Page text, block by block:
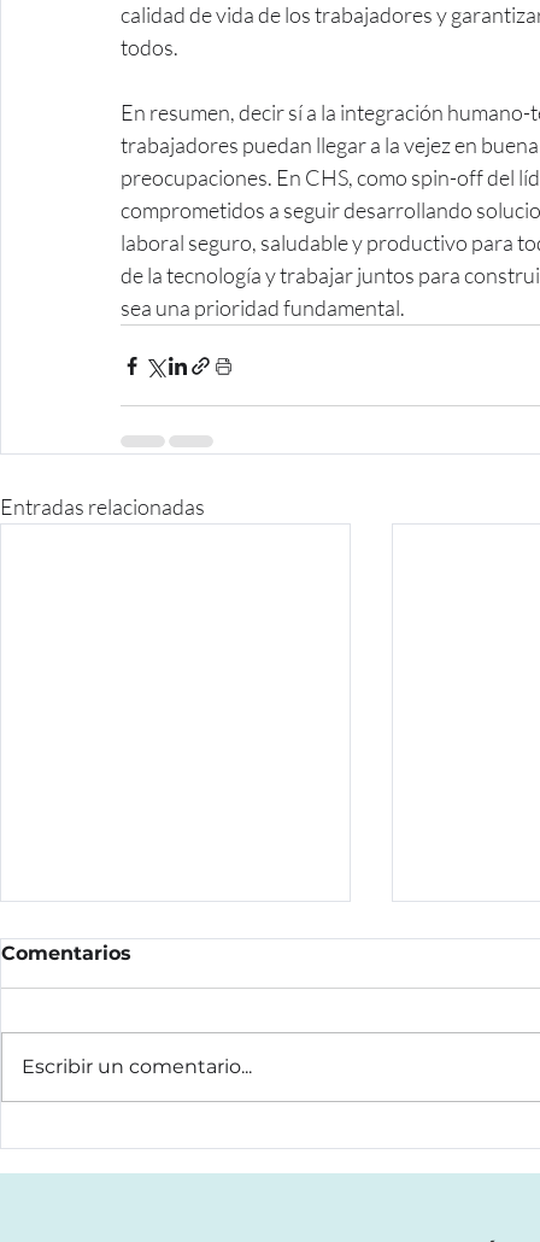
calidad de vida de los trabajadores y
todos.
En resumen, decir sí a la integración
trabajadores puedan llegar a la vejez en
preocupaciones. En CHS, como spin-off del
comprometidos a seguir desarrollando
laboral seguro, saludable y productivo para
de la tecnología y trabajar juntos para
sea una prioridad fundamental.
Entradas relacionadas
Comentarios
Escribir un comentario...